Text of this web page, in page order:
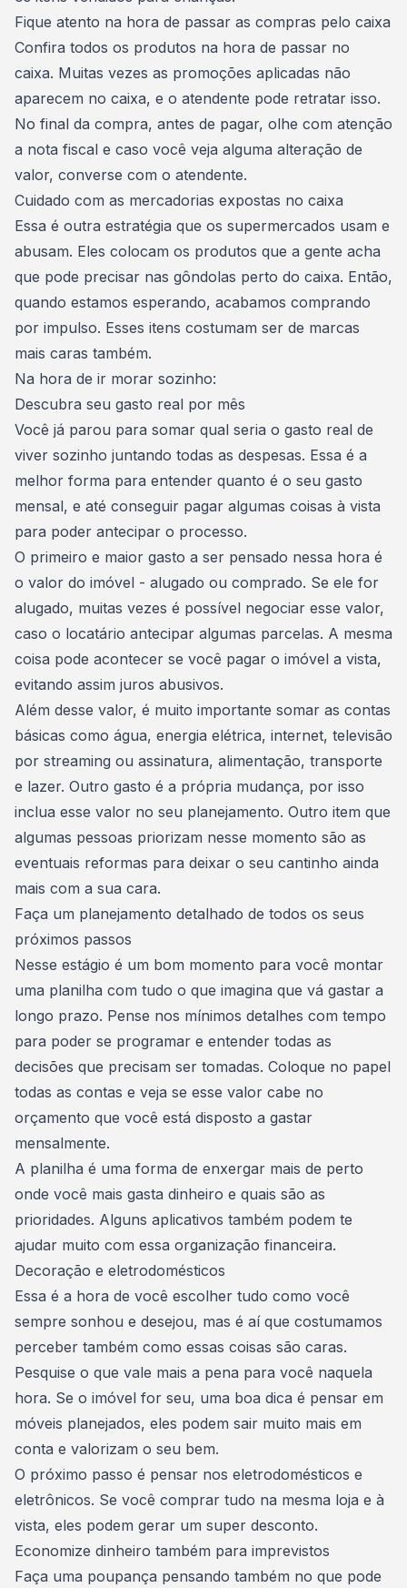
Fique atento na hora de passar as compras pelo caixa
Confira todos os produtos na hora de passar no
caixa. Muitas vezes as promoções aplicadas não
aparecem no caixa, e o atendente pode retratar isso.
No final da compra, antes de pagar, olhe com atenção
a nota fiscal e caso você veja alguma alteração de
valor, converse com o atendente.
Cuidado com as mercadorias expostas no caixa
Essa é outra estratégia que os supermercados usam e
abusam. Eles colocam os produtos que a gente acha
que pode precisar nas gôndolas perto do caixa. Então,
quando estamos esperando, acabamos comprando
por impulso. Esses itens costumam ser de marcas
mais caras também.
Na hora de ir morar sozinho:
Descubra seu gasto real por mês
Você já parou para somar qual seria o gasto real de
viver sozinho juntando todas as despesas. Essa é a
melhor forma para entender quanto é o seu gasto
mensal, e até conseguir pagar algumas coisas à vista
para poder antecipar o processo.
O primeiro e maior gasto a ser pensado nessa hora é
o valor do imóvel - alugado ou comprado. Se ele for
alugado, muitas vezes é possível negociar esse valor,
caso o locatário antecipar algumas parcelas. A mesma
coisa pode acontecer se você pagar o imóvel a vista,
evitando assim juros abusivos.
Além desse valor, é muito importante somar as contas
básicas como água, energia elétrica, internet, televisão
por streaming ou assinatura, alimentação, transporte
e lazer. Outro gasto é a própria mudança, por isso
inclua esse valor no seu planejamento. Outro item que
algumas pessoas priorizam nesse momento são as
eventuais reformas para deixar o seu cantinho ainda
mais com a sua cara.
Faça um planejamento detalhado de todos os seus
próximos passos
Nesse estágio é um bom momento para você montar
uma planilha com tudo o que imagina que vá gastar a
longo prazo. Pense nos mínimos detalhes com tempo
para poder se programar e entender todas as
decisões que precisam ser tomadas. Coloque no papel
todas as contas e veja se esse valor cabe no
orçamento que você está disposto a gastar
mensalmente.
A planilha é uma forma de enxergar mais de perto
onde você mais gasta dinheiro e quais são as
prioridades. Alguns aplicativos também podem te
ajudar muito com essa organização financeira.
Decoração e eletrodomésticos
Essa é a hora de você escolher tudo como você
sempre sonhou e desejou, mas é aí que costumamos
perceber também como essas coisas são caras.
Pesquise o que vale mais a pena para você naquela
hora. Se o imóvel for seu, uma boa dica é pensar em
móveis planejados, eles podem sair muito mais em
conta e valorizam o seu bem.
O próximo passo é pensar nos eletrodomésticos e
eletrônicos. Se você comprar tudo na mesma loja e à
vista, eles podem gerar um super desconto.
Economize dinheiro também para imprevistos
Faça uma poupança pensando também no que pode